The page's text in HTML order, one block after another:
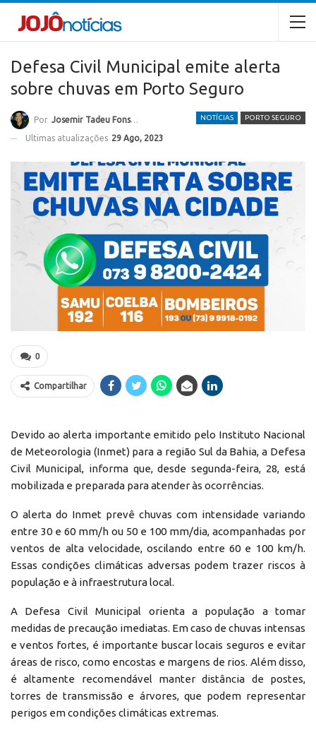
Defesa Civil Municipal emite alerta
sobre chuvas em Porto Seguro
NOTÍCIAS PORTO SEGURO
Por Josemir Tadeu Fonseca
Ultimas atualizações 29 Ago, 2023
0
Compartilhar
Devido ao alerta importante emitido pelo Instituto Nacional
de Meteorologia (Inmet) para a região Sul da Bahia, a Defesa
Civil Municipal, informa que, desde segunda-feira, 28, está
mobilizada e preparada para atender às ocorrências.
O alerta do Inmet prevê chuvas com intensidade variando
entre 30 e 60 mm/h ou 50 e 100 mm/dia, acompanhadas por
ventos de alta velocidade, oscilando entre 60 e 100 km/h.
Essas condições climáticas adversas podem trazer riscos à
população e à infraestrutura local.
A Defesa Civil Municipal orienta a população a tomar
medidas de precaução imediatas. Em caso de chuvas intensas
e ventos fortes, é importante buscar locais seguros e evitar
áreas de risco, como encostas e margens de rios. Além disso,
é altamente recomendável manter distância de postes,
torres de transmissão e árvores, que podem representar
perigos em condições climáticas extremas.